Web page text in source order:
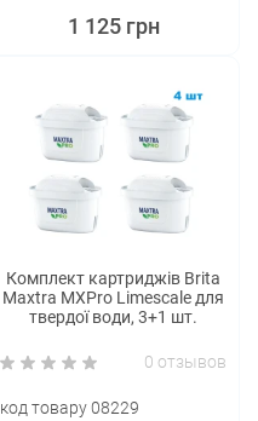
1 125 грн
Комплект картриджів Brita
Maxtra MXPro Limescale для
твердої води, 3+1 шт.
0 отзывов
код товару 08229